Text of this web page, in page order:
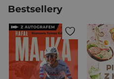
Bestsellery